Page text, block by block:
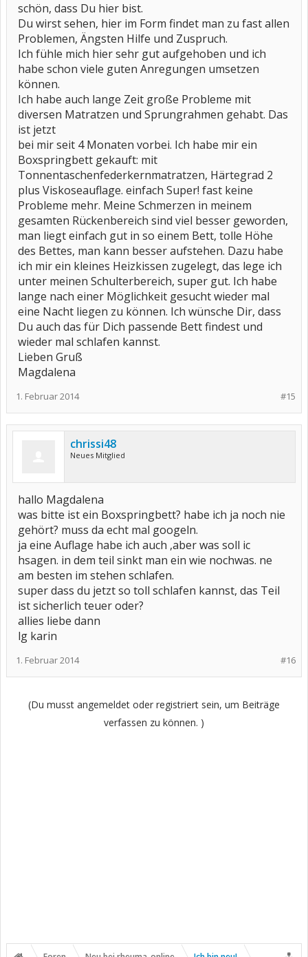
schön, dass Du hier bist.
Du wirst sehen, hier im Form findet man zu fast allen
Problemen, Ängsten Hilfe und Zuspruch.
Ich fühle mich hier sehr gut aufgehoben und ich
habe schon viele guten Anregungen umsetzen
können.
Ich habe auch lange Zeit große Probleme mit
diversen Matratzen und Sprungrahmen gehabt. Das
ist jetzt
bei mir seit 4 Monaten vorbei. Ich habe mir ein
Boxspringbett gekauft: mit
Tonnentaschenfederkernmatratzen, Härtegrad 2
plus Viskoseauflage. einfach Super! fast keine
Probleme mehr. Meine Schmerzen in meinem
gesamten Rückenbereich sind viel besser geworden,
man liegt einfach gut in so einem Bett, tolle Höhe
des Bettes, man kann besser aufstehen. Dazu habe
ich mir ein kleines Heizkissen zugelegt, das lege ich
unter meinen Schulterbereich, super gut. Ich habe
lange nach einer Möglichkeit gesucht wieder mal
eine Nacht liegen zu können. Ich wünsche Dir, dass
Du auch das für Dich passende Bett findest und
wieder mal schlafen kannst.
Lieben Gruß
Magdalena
#15
1. Februar 2014
chrissi48
Neues Mitglied
hallo Magdalena
was bitte ist ein Boxspringbett? habe ich ja noch nie
gehört? muss da echt mal googeln.
ja eine Auflage habe ich auch ,aber was soll ic
hsagen. in dem teil sinkt man ein wie nochwas. ne
am besten im stehen schlafen.
super dass du jetzt so toll schlafen kannst, das Teil
ist sicherlich teuer oder?
allies liebe dann
lg karin
#16
1. Februar 2014
(Du musst angemeldet oder registriert sein, um Beiträge
verfassen zu können. )